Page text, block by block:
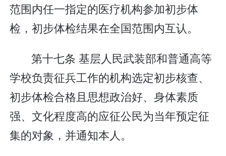
范围内任一指定的医疗机构参加初步体
检，初步体检结果在全国范围内互认。
第十七条 基层人民武装部和普通高等
学校负责征兵工作的机构选定初步核查、
初步体检合格且思想政治好、身体素质
强、文化程度高的应征公民为当年预定征
集的对象，并通知本人。